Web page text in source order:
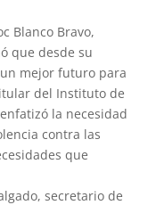
Blanco Bravo,
que desde su
mejor futuro para
del Instituto de
la necesidad
contra las
que
secretario de